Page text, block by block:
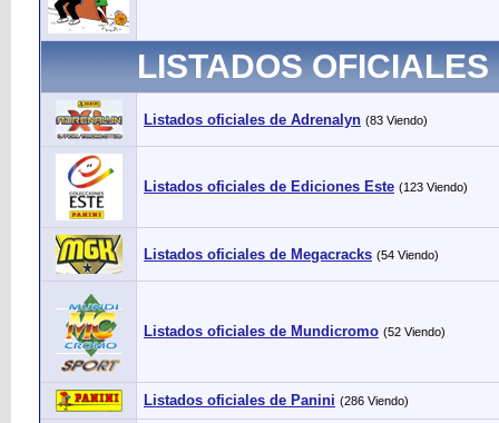
LISTADOS
Listados oficiales de Adrenalyn (83 Viendo)
Listados oficiales de Ediciones Este (123 Viendo)
Listados oficiales de Megacracks (54 Viendo)
Listados oficiales de Mundicromo (52 Viendo)
Listados oficiales de Panini (286 Viendo)